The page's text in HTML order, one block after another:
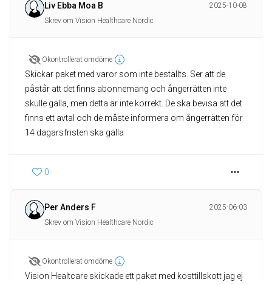
Liv Ebba Moa B
2025-10-08
Skrev om Vision Healthcare Nordic
Okontrollerat omdöme
Skickar paket med varor som inte beställts. Ser att de
påstår att det finns abonnemang och ångerrätten inte
skulle gälla, men detta är inte korrekt. De ska bevisa att det
finns ett avtal och de måste informera om ångerrätten för
14 dagarsfristen ska gälla
0
Per Anders F
2025-06-03
Skrev om Vision Healthcare Nordic
Okontrollerat omdöme
Vision Healtcare skickade ett paket med kosttillskott jag ej